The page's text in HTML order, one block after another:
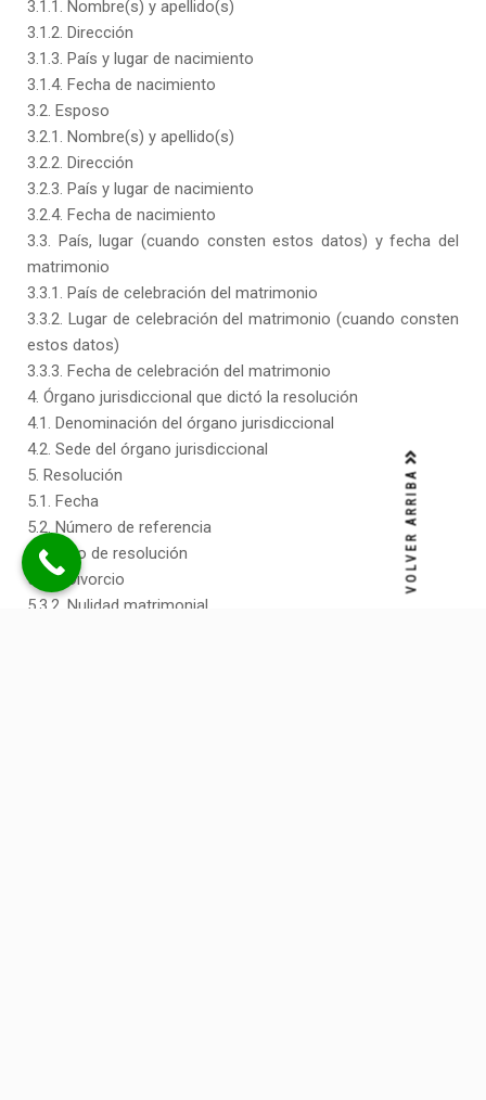
3.1.1. Nombre(s) y apellido(s)
3.1.2. Dirección
3.1.3. País y lugar de nacimiento
3.1.4. Fecha de nacimiento
3.2. Esposo
3.2.1. Nombre(s) y apellido(s)
3.2.2. Dirección
3.2.3. País y lugar de nacimiento
3.2.4. Fecha de nacimiento
3.3. País, lugar (cuando consten estos datos) y fecha del
matrimonio
3.3.1. País de celebración del matrimonio
3.3.2. Lugar de celebración del matrimonio (cuando consten
estos datos)
3.3.3. Fecha de celebración del matrimonio
4. Órgano jurisdiccional que dictó la resolución
4.1. Denominación del órgano jurisdiccional
4.2. Sede del órgano jurisdiccional
5. Resolución
5.1. Fecha
5.2. Número de referencia
5.3. Tipo de resolución
5.3.1. Divorcio
5.3.2. Nulidad matrimonial
VOLVER ARRIBA